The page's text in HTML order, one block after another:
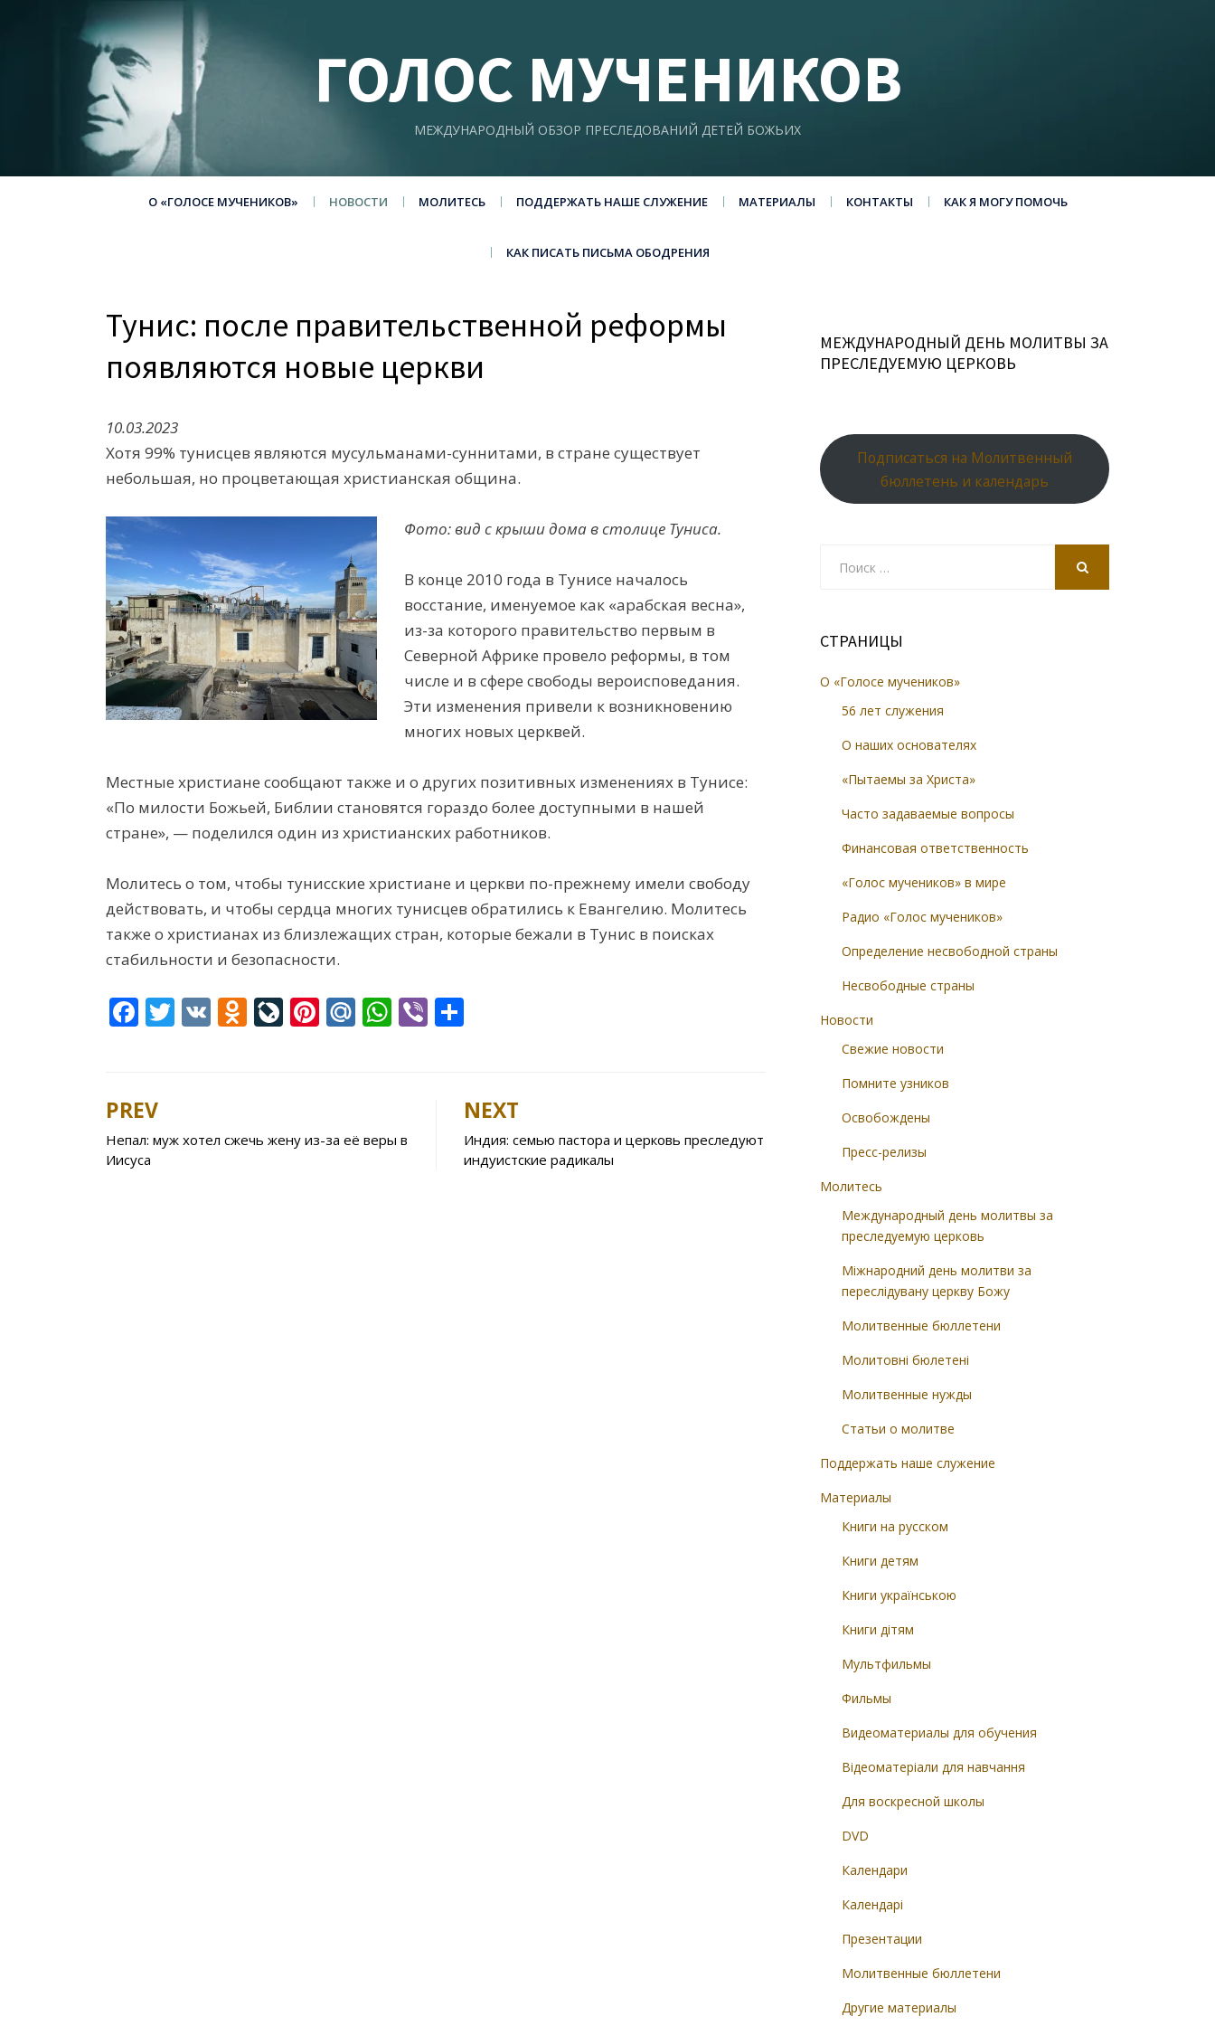
ГОЛОС МУЧЕНИКОВ
МЕЖДУНАРОДНЫЙ ОБЗОР ПРЕСЛЕДОВАНИЙ ДЕТЕЙ БОЖЬИХ
О «ГОЛОСЕ МУЧЕНИКОВ» НОВОСТИ МОЛИТЕСЬ ПОДДЕРЖАТЬ НАШЕ СЛУЖЕНИЕ МАТЕРИАЛЫ КОНТАКТЫ КАК Я МОГУ ПОМОЧЬ
КАК ПИСАТЬ ПИСЬМА ОБОДРЕНИЯ
Тунис: после правительственной реформы
появляются новые церкви
10.03.2023
Хотя 99% тунисцев являются мусульманами-суннитами, в стране существует
небольшая, но процветающая христианская община.
Фото: вид с крыши дома в столице Туниса.
В конце 2010 года в Тунисе началось
восстание, именуемое как «арабская весна»,
из-за которого правительство первым в
Северной Африке провело реформы, в том
числе и в сфере свободы вероисповедания.
Эти изменения привели к возникновению
многих новых церквей.
Местные христиане сообщают также и о других позитивных изменениях в Тунисе:
«По милости Божьей, Библии становятся гораздо более доступными в нашей
стране», — поделился один из христианских работников.
Молитесь о том, чтобы тунисские христиане и церкви по-прежнему имели свободу
действовать, и чтобы сердца многих тунисцев обратились к Евангелию. Молитесь
также о христианах из близлежащих стран, которые бежали в Тунис в поисках
стабильности и безопасности.
F
b
o
o
T V O
kl
as
Li
u
r
Pi
st
M
u
W
A
p
Vi
e
Post
navigation
PREV
Непал: муж хотел сжечь жену из-за её веры в
Иисуса
NEXT
Индия: семью пастора и церковь преследуют
индуистские радикалы
МЕЖДУНАРОДНЫЙ ДЕНЬ МОЛИТВЫ ЗА
ПРЕСЛЕДУЕМУЮ ЦЕРКОВЬ
Подписаться на Молитвенный
бюллетень и календарь
СТРАНИЦЫ
О «Голосе мучеников»
56 лет служения
О наших основателях
«Пытаемы за Христа»
Часто задаваемые вопросы
Финансовая ответственность
«Голос мучеников» в мире
Радио «Голос мучеников»
Определение несвободной страны
Несвободные страны
Новости
Свежие новости
Помните узников
Освобождены
Пресс-релизы
Молитесь
Международный день молитвы за
преследуемую церковь
Міжнародний день молитви за
переслідувану церкву Божу
Молитвенные бюллетени
Молитовні бюлетені
Молитвенные нужды
Статьи о молитве
Поддержать наше служение
Материалы
Книги на русском
Книги детям
Книги українською
Книги дітям
Мультфильмы
Фильмы
Видеоматериалы для обучения
Відеоматеріали для навчання
Для воскресной школы
DVD
Календари
Календарі
Презентации
Молитвенные бюллетени
Другие материалы